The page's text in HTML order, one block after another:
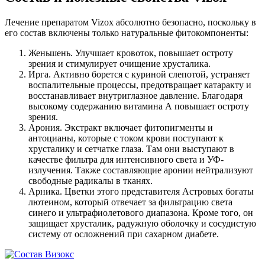
Лечение препаратом Vizox абсолютно безопасно, поскольку в
его состав включены только натуральные фитокомпоненты:
Женьшень. Улучшает кровоток, повышает остроту
зрения и стимулирует очищение хрусталика.
Ирга. Активно борется с куриной слепотой, устраняет
воспалительные процессы, предотвращает катаракту и
восстанавливает внутриглазное давление. Благодаря
высокому содержанию витамина А повышает остроту
зрения.
Арония. Экстракт включает фитопигменты и
антоцианы, которые с током крови поступают к
хрусталику и сетчатке глаза. Там они выступают в
качестве фильтра для интенсивного света и УФ-
излучения. Также составляющие аронии нейтрализуют
свободные радикалы в тканях.
Арника. Цветки этого представителя Астровых богаты
лютеином, который отвечает за фильтрацию света
синего и ультрафиолетового диапазона. Кроме того, он
защищает хрусталик, радужную оболочку и сосудистую
систему от осложнений при сахарном диабете.